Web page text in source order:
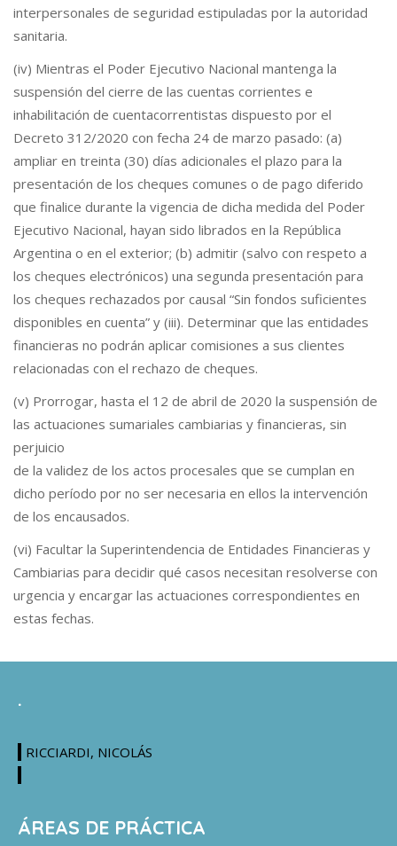
interpersonales de seguridad estipuladas por la autoridad
sanitaria.
(iv) Mientras el Poder Ejecutivo Nacional mantenga la
suspensión del cierre de las cuentas corrientes e
inhabilitación de cuentacorrentistas dispuesto por el
Decreto 312/2020 con fecha 24 de marzo pasado: (a)
ampliar en treinta (30) días adicionales el plazo para la
presentación de los cheques comunes o de pago diferido
que finalice durante la vigencia de dicha medida del Poder
Ejecutivo Nacional, hayan sido librados en la República
Argentina o en el exterior; (b) admitir (salvo con respeto a
los cheques electrónicos) una segunda presentación para
los cheques rechazados por causal “Sin fondos suficientes
disponibles en cuenta” y (iii). Determinar que las entidades
financieras no podrán aplicar comisiones a sus clientes
relacionadas con el rechazo de cheques.
(v) Prorrogar, hasta el 12 de abril de 2020 la suspensión de
las actuaciones sumariales cambiarias y financieras, sin
perjuicio
de la validez de los actos procesales que se cumplan en
dicho período por no ser necesaria en ellos la intervención
de los encausados.
(vi) Facultar la Superintendencia de Entidades Financieras y
Cambiarias para decidir qué casos necesitan resolverse con
urgencia y encargar las actuaciones correspondientes en
estas fechas.
.
RICCIARDI, NICOLÁS
ÁREAS DE PRÁCTICA